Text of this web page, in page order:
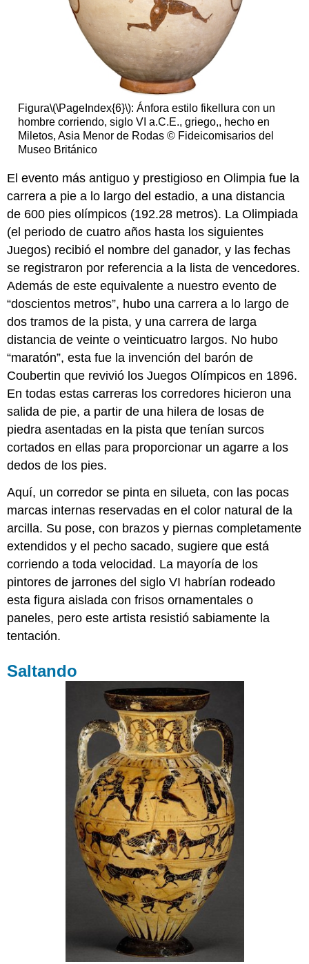
Figura\(\PageIndex{6}\): Ánfora estilo fikellura con un
hombre corriendo, siglo VI a.C.E., griego,, hecho en
Miletos, Asia Menor de Rodas © Fideicomisarios del
Museo Británico
El evento más antiguo y prestigioso en Olimpia fue la
carrera a pie a lo largo del estadio, a una distancia
de 600 pies olímpicos (192.28 metros). La Olimpiada
(el periodo de cuatro años hasta los siguientes
Juegos) recibió el nombre del ganador, y las fechas
se registraron por referencia a la lista de vencedores.
Además de este equivalente a nuestro evento de
“doscientos metros”, hubo una carrera a lo largo de
dos tramos de la pista, y una carrera de larga
distancia de veinte o veinticuatro largos. No hubo
“maratón”, esta fue la invención del barón de
Coubertin que revivió los Juegos Olímpicos en 1896.
En todas estas carreras los corredores hicieron una
salida de pie, a partir de una hilera de losas de
piedra asentadas en la pista que tenían surcos
cortados en ellas para proporcionar un agarre a los
dedos de los pies.
Aquí, un corredor se pinta en silueta, con las pocas
marcas internas reservadas en el color natural de la
arcilla. Su pose, con brazos y piernas completamente
extendidos y el pecho sacado, sugiere que está
corriendo a toda velocidad. La mayoría de los
pintores de jarrones del siglo VI habrían rodeado
esta figura aislada con frisos ornamentales o
paneles, pero este artista resistió sabiamente la
tentación.
Saltando